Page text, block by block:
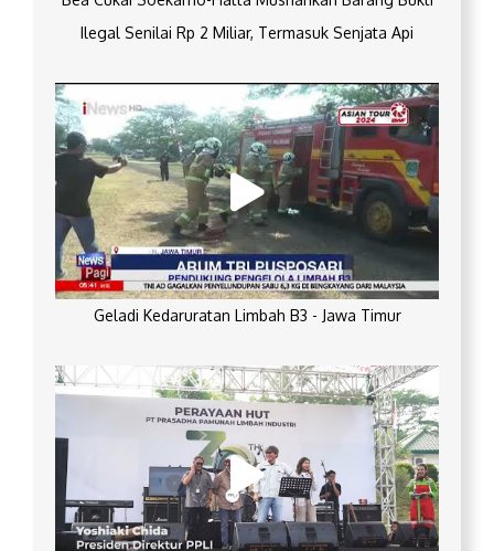
Ilegal Senilai Rp 2 Miliar, Termasuk Senjata Api
Geladi Kedaruratan Limbah B3 - Jawa Timur